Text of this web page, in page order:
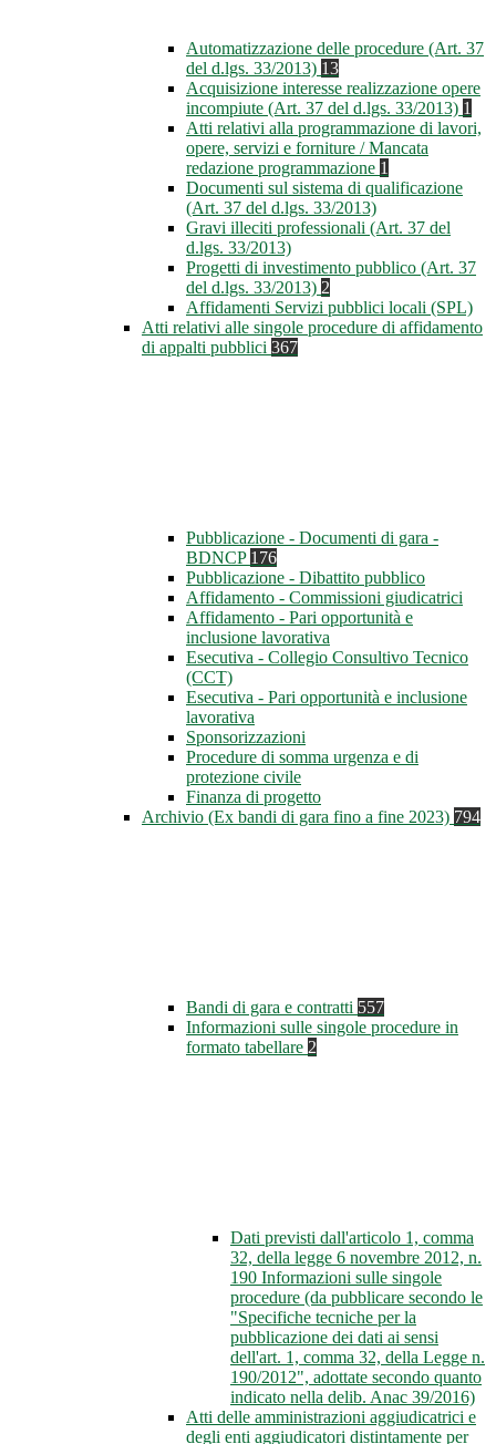
Automatizzazione delle procedure (Art. 37
del d.lgs. 33/2013) 13
Acquisizione interesse realizzazione opere
incompiute (Art. 37 del d.lgs. 33/2013) 1
Atti relativi alla programmazione di lavori,
opere, servizi e forniture / Mancata
redazione programmazione 1
Documenti sul sistema di qualificazione
(Art. 37 del d.lgs. 33/2013)
Gravi illeciti professionali (Art. 37 del
d.lgs. 33/2013)
Progetti di investimento pubblico (Art. 37
del d.lgs. 33/2013) 2
Affidamenti Servizi pubblici locali (SPL)
Atti relativi alle singole procedure di affidamento
di appalti pubblici 367
Pubblicazione - Documenti di gara -
BDNCP 176
Pubblicazione - Dibattito pubblico
Affidamento - Commissioni giudicatrici
Affidamento - Pari opportunità e
inclusione lavorativa
Esecutiva - Collegio Consultivo Tecnico
(CCT)
Esecutiva - Pari opportunità e inclusione
lavorativa
Sponsorizzazioni
Procedure di somma urgenza e di
protezione civile
Finanza di progetto
Archivio (Ex bandi di gara fino a fine 2023) 794
Bandi di gara e contratti 557
Informazioni sulle singole procedure in
formato tabellare 2
Dati previsti dall'articolo 1, comma
32, della legge 6 novembre 2012, n.
190 Informazioni sulle singole
procedure (da pubblicare secondo le
"Specifiche tecniche per la
pubblicazione dei dati ai sensi
dell'art. 1, comma 32, della Legge n.
190/2012", adottate secondo quanto
indicato nella delib. Anac 39/2016)
Atti delle amministrazioni aggiudicatrici e
degli enti aggiudicatori distintamente per